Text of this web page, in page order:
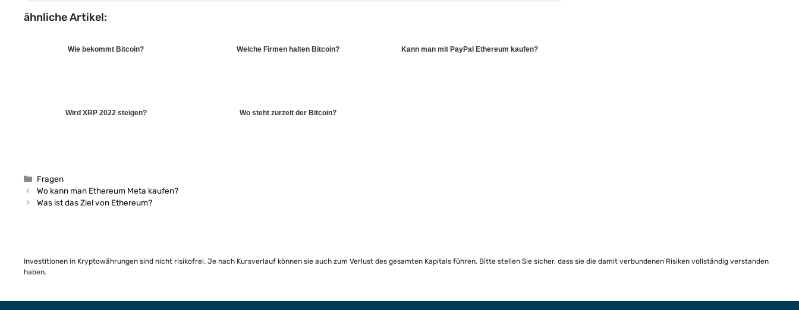
ähnliche Artikel:
Wie bekommt Bitcoin? Welche Firmen halten Bitcoin? Kann man mit PayPal Ethereum kaufen?
Wird XRP 2022 steigen? Wo steht zurzeit der Bitcoin?
Kategorien
Fragen
Wo kann man Ethereum Meta kaufen?
Was ist das Ziel von Ethereum?
Investitionen in Kryptowährungen sind nicht risikofrei. Je nach Kursverlauf können sie auch zum Verlust des gesamten Kapitals führen. Bitte stellen Sie sicher, dass sie die damit verbundenen Risiken vollständig verstanden
haben.